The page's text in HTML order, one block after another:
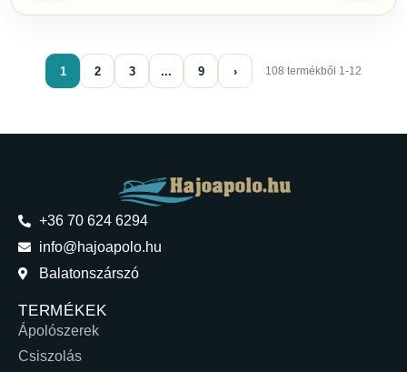
1 2 3 ... 9 › 108 termékből 1-12
+36 70 624 6294
info@hajoapolo.hu
Balatonszárszó
TERMÉKEK
Ápolószerek
Csiszolás